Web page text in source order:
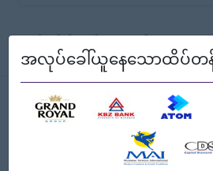
သော အလုပ်မရှိသေးပါ။
စ
အလုပ်ခေါ်ယူနေသောထိပ်တန်